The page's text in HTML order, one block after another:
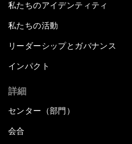
私たちのアイデンティティ
私たちの活動
リーダーシップとガバナンス
インパクト
詳細
センター（部門）
会合